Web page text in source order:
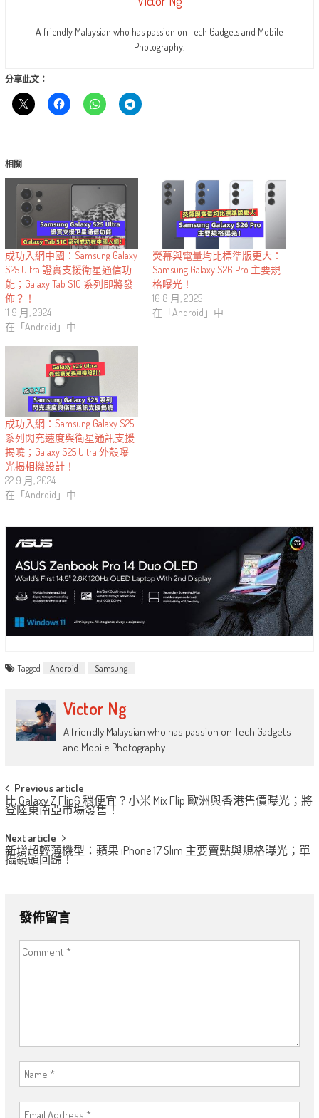
A friendly Malaysian who has passion on Tech Gadgets and Mobile
Photography.
分享此文：
相關
成功入網中國：Samsung Galaxy
S25 Ultra 證實支援衛星通信功
能；Galaxy Tab S10 系列即將發
佈？！
11 9 月, 2024
在「Android」中
熒幕與電量均比標準版更大：
Samsung Galaxy S26 Pro 主要規
格曝光！
16 8 月, 2025
在「Android」中
成功入網：Samsung Galaxy S25
系列閃充速度與衛星通訊支援
揭曉；Galaxy S25 Ultra 外殼曝
光揭相機設計！
22 9 月, 2024
在「Android」中
Tagged Android Samsung
Victor Ng
A friendly Malaysian who has passion on Tech Gadgets
and Mobile Photography.
Post
navigation
Previous article
比 Galaxy Z Flip6 稍便宜？小米 Mix Flip 歐洲與香港售價曝光；將
登陸東南亞市場發售！
Next article
新增超輕薄機型：蘋果 iPhone 17 Slim 主要賣點與規格曝光；單
攝鏡頭回歸！
發佈留言